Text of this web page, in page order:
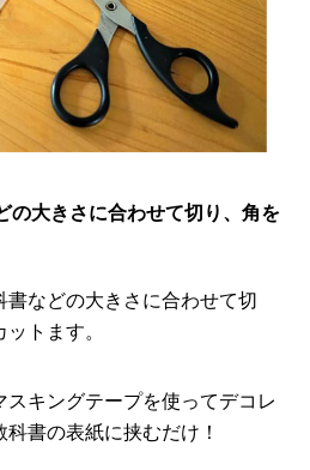
大きさに合わせて切り、角を
などの大きさに合わせて切
トます。
キングテープを使ってデコレ
書の表紙に挟むだけ！